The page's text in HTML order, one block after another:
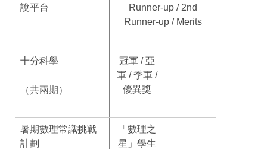
說平台
Runner-up / 2nd
Runner-up / Merits
十分科學
（共兩期）
冠軍 / 亞
軍 / 季軍 /
優異獎
暑期數理常識挑戰
計劃
「數理之
星」學生